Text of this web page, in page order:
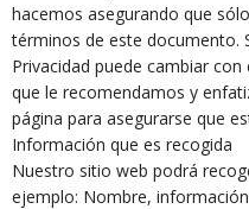
hacemos asegurando que
términos de este documento.
Privacidad puede cambiar
que le recomendamos y
página para asegurarse que
Información que es recogida
Nuestro sitio web podrá
ejemplo: Nombre,